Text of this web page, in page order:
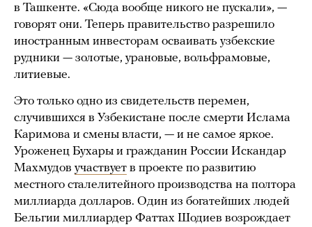
в Ташкенте. «Сюда вообще никого не пускали», —
говорят они. Теперь правительство разрешило
иностранным инвесторам осваивать узбекские
рудники — золотые, урановые, вольфрамовые,
литиевые.
Это только одно из свидетельств перемен,
случившихся в Узбекистане после смерти Ислама
Каримова и смены власти, — и не самое яркое.
Уроженец Бухары и гражданин России Искандар
Махмудов участвует в проекте по развитию
местного сталелитейного производства на полтора
миллиарда долларов. Один из богатейших людей
Бельгии миллиардер Фаттах Шодиев возрождает